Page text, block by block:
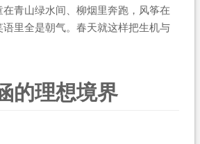
青山绿水间、柳烟里奔跑，风筝在
里全是朝气。春天就这样把生机与
的理想境界